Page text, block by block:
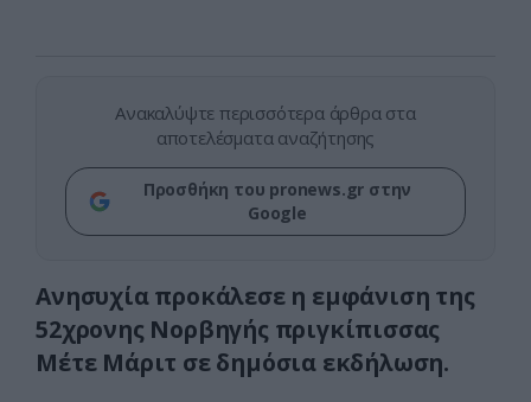
Ανακαλύψτε περισσότερα άρθρα στα
αποτελέσματα αναζήτησης
Προσθήκη του pronews.gr στην
Google
Aνησυχία προκάλεσε η εμφάνιση της
52χρονης Νορβηγής πριγκίπισσας
Μέτε Μάριτ σε δημόσια εκδήλωση.